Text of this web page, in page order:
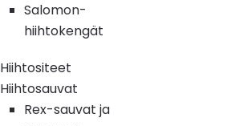
Salomon-
hiihtokengät
Hiihtositeet
Hiihtosauvat
Rex-sauvat ja